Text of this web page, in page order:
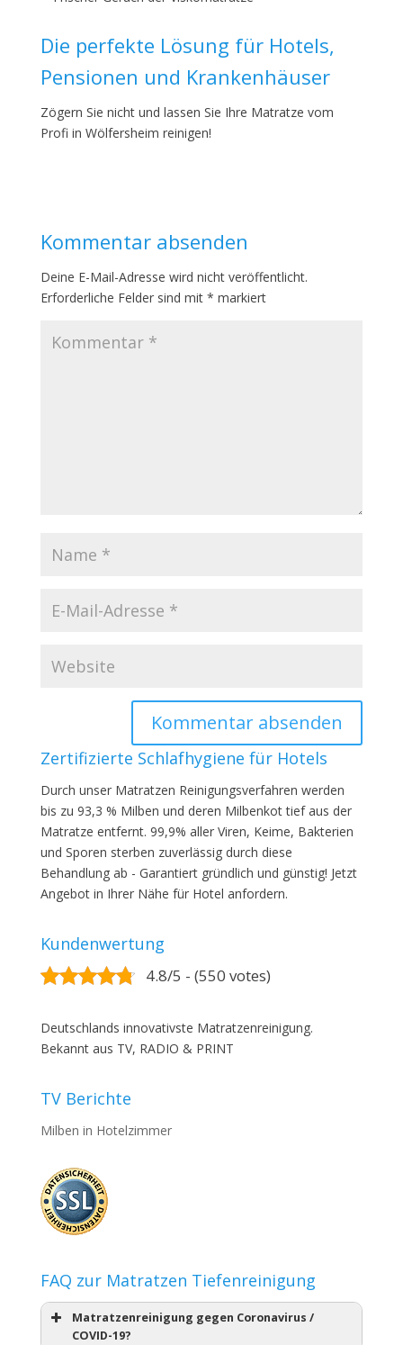
Die perfekte Lösung für Hotels,
Pensionen und Krankenhäuser
Zögern Sie nicht und lassen Sie Ihre Matratze vom
Profi in Wölfersheim reinigen!
Kommentar absenden
Deine E-Mail-Adresse wird nicht veröffentlicht.
Erforderliche Felder sind mit * markiert
Zertifizierte Schlafhygiene für Hotels
Durch unser Matratzen Reinigungsverfahren werden
bis zu 93,3 % Milben und deren Milbenkot tief aus der
Matratze entfernt. 99,9% aller Viren, Keime, Bakterien
und Sporen sterben zuverlässig durch diese
Behandlung ab - Garantiert gründlich und günstig! Jetzt
Angebot in Ihrer Nähe für Hotel anfordern.
Kundenwertung
4.8/5 - (550 votes)
Deutschlands innovativste Matratzenreinigung.
Bekannt aus TV, RADIO & PRINT
TV Berichte
Milben in Hotelzimmer
FAQ zur Matratzen Tiefenreinigung
Matratzenreinigung gegen Coronavirus /
COVID-19?